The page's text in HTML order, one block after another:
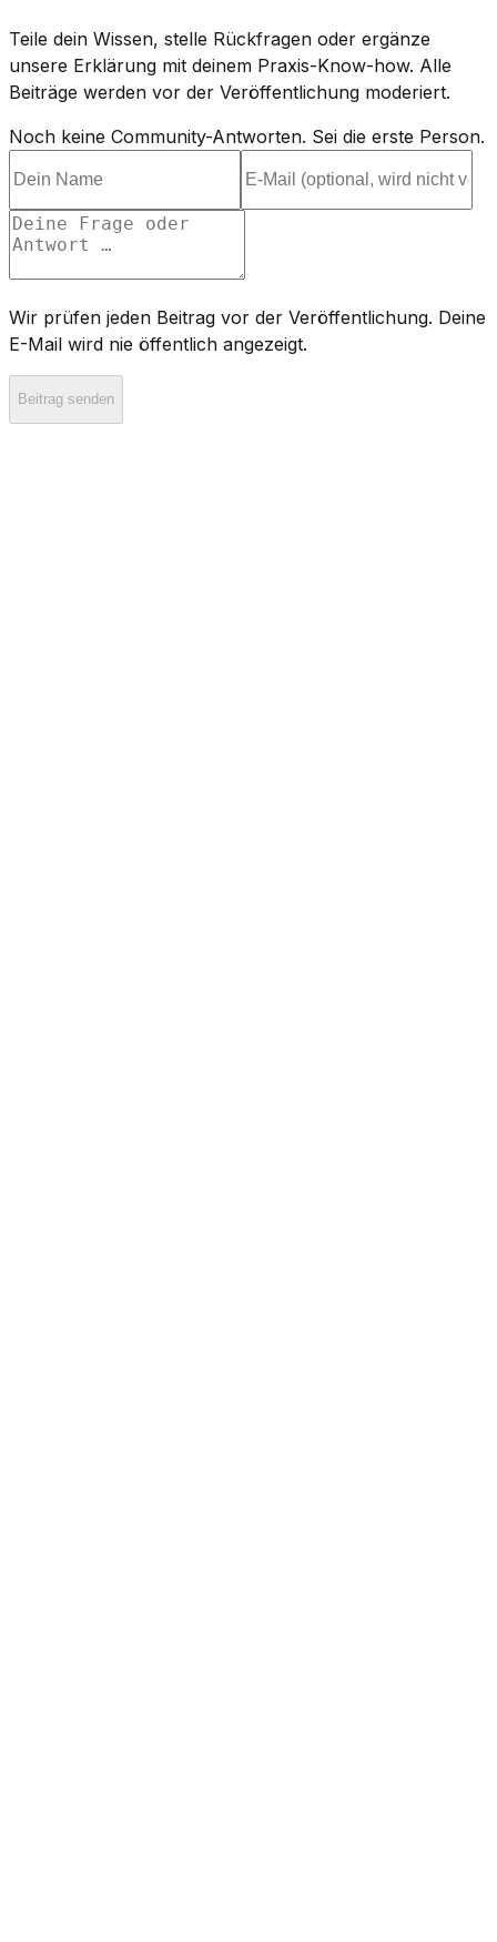
Teile dein Wissen, stelle Rückfragen oder ergänze
unsere Erklärung mit deinem Praxis-Know-how. Alle
Beiträge werden vor der Veröffentlichung moderiert.
Noch keine Community-Antworten. Sei die erste Person.
Wir prüfen jeden Beitrag vor der Veröffentlichung. Deine
E-Mail wird nie öffentlich angezeigt.
Beitrag senden